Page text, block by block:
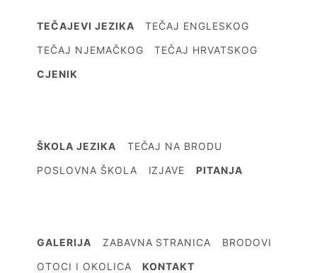
TEČAJEVI JEZIKA
TEČAJ ENGLESKOG
TEČAJ NJEMAČKOG
TEČAJ HRVATSKOG
CJENIK
ŠKOLA JEZIKA
TEČAJ NA BRODU
POSLOVNA ŠKOLA
IZJAVE PITANJA
GALERIJA ZABAVNA STRANICA
BRODOVI
OTOCI I OKOLICA
KONTAKT